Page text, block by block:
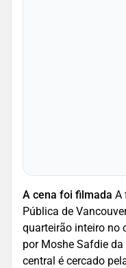
A cena foi filmada A
Pública de
quarteirão inteiro no
por Moshe Safdie
central é cercado